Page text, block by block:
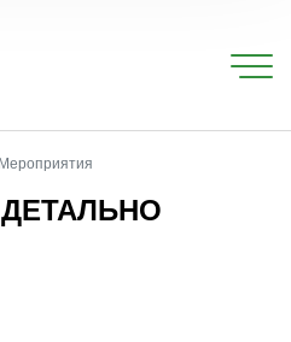
Мероприятия